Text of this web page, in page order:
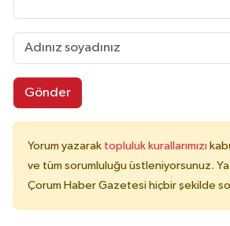
Gönder
Yorum yazarak topluluk kurallarımızı
ve tüm sorumluluğu üstleniyorsunuz.
Çorum Haber Gazetesi hiçbir şekilde